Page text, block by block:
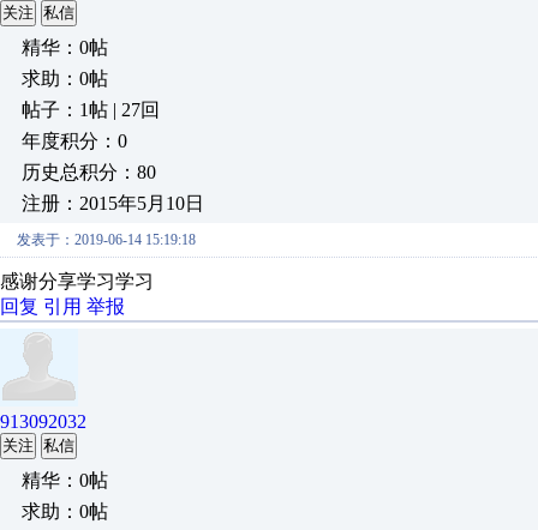
关注 私信
精华：0帖
求助：0帖
帖子：1帖 | 27回
年度积分：0
历史总积分：80
注册：2015年5月10日
发表于：2019-06-14 15:19:18
感谢分享学习学习
回复 引用 举报
913092032
关注 私信
精华：0帖
求助：0帖